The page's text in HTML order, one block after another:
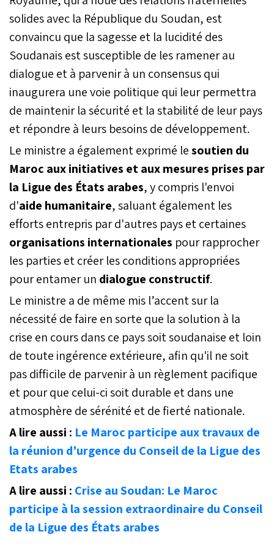
solides avec la République du Soudan, est
convaincu que la sagesse et la lucidité des
Soudanais est susceptible de les ramener au
dialogue et à parvenir à un consensus qui
inaugurera une voie politique qui leur permettra
de maintenir la sécurité et la stabilité de leur pays
et répondre à leurs besoins de développement.
Le ministre a également exprimé lesoutien du
Maroc aux initiatives et aux mesures prises par
la Ligue des États arabes, y compris l'envoi
d'aide humanitaire, saluant également les
efforts entrepris par d'autres pays et certaines
organisations internationales pour rapprocher
les parties et créer les conditions appropriées
pour entamer un dialogue constructif.
Le ministre a de même mis l’accent sur la
nécessité de faire en sorte que la solution à la
crise en cours dans ce pays soit soudanaise et loin
de toute ingérence extérieure, afin qu'il ne soit
pas difficile de parvenir à un règlement pacifique
et pour que celui-ci soit durable et dans une
atmosphère de sérénité et de fierté nationale.
A lire aussi : Le Maroc participe aux travaux de
la réunion d'urgence du Conseil de la Ligue des
Etats arabes
A lire aussi : Crise au Soudan: Le Maroc
participe à la session extraordinaire du Conseil
de la Ligue des États arabes